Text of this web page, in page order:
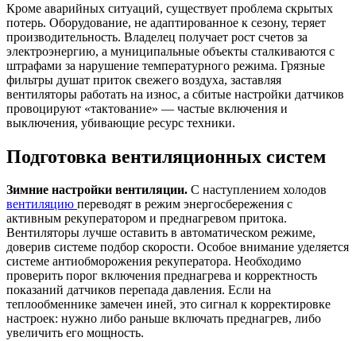
Кроме аварийных ситуаций, существует проблема скрытых
потерь. Оборудование, не адаптированное к сезону, теряет
производительность. Владелец получает рост счетов за
электроэнергию, а муниципальные объекты сталкиваются с
штрафами за нарушение температурного режима. Грязные
фильтры душат приток свежего воздуха, заставляя
вентиляторы работать на износ, а сбитые настройки датчиков
провоцируют «тактование» — частые включения и
выключения, убивающие ресурс техники.
Подготовка вентиляционных систем
Зимние настройки вентиляции. С наступлением холодов
вентиляцию переводят в режим энергосбережения с
активным рекуператором и преднагревом притока.
Вентиляторы лучше оставить в автоматическом режиме,
доверив системе подбор скорости. Особое внимание уделяется
системе антиобморожения рекуператора. Необходимо
проверить порог включения преднагрева и корректность
показаний датчиков перепада давления. Если на
теплообменнике замечен иней, это сигнал к корректировке
настроек: нужно либо раньше включать преднагрев, либо
увеличить его мощность.